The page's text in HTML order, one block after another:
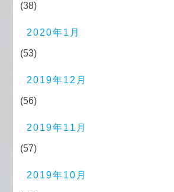
(38)
2020年1月
(53)
2019年12月
(56)
2019年11月
(57)
2019年10月